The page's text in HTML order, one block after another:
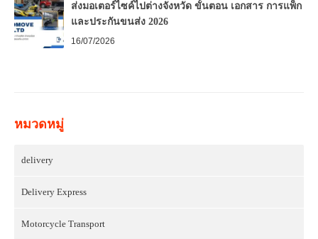
ส่งมอเตอร์ไซค์ไปต่างจังหวัด ขั้นตอน เอกสาร การแพ็ก
และประกันขนส่ง 2026
16/07/2026
หมวดหมู่
delivery
Delivery Express
Motorcycle Transport